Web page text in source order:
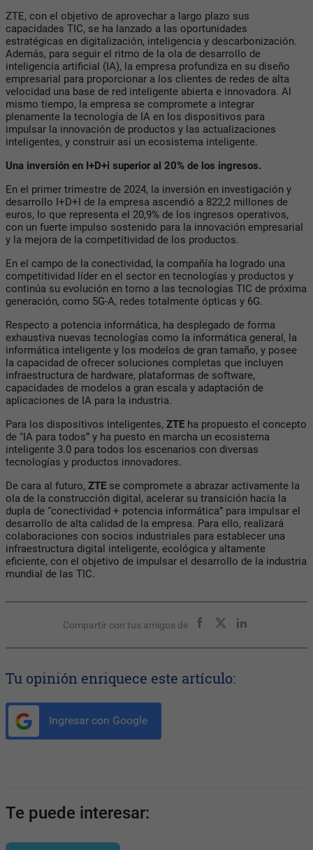
ZTE, con el objetivo de aprovechar a largo plazo sus
capacidades TIC, se ha lanzado a las oportunidades
estratégicas en digitalización, inteligencia y descarbonización.
Además, para seguir el ritmo de la ola de desarrollo de
inteligencia artificial (IA), la empresa profundiza en su diseño
empresarial para proporcionar a los clientes de redes de alta
velocidad una base de red inteligente abierta e innovadora. Al
mismo tiempo, la empresa se compromete a integrar
plenamente la tecnología de IA en los dispositivos para
impulsar la innovación de productos y las actualizaciones
inteligentes, y construir así un ecosistema inteligente.
Una inversión en I+D+i superior al 20% de los ingresos.
En el primer trimestre de 2024, la inversión en investigación y
desarrollo I+D+I de la empresa ascendió a 822,2 millones de
euros, lo que representa el 20,9% de los ingresos operativos,
con un fuerte impulso sostenido para la innovación empresarial
y la mejora de la competitividad de los productos.
En el campo de la conectividad, la compañía ha logrado una
competitividad líder en el sector en tecnologías y productos y
continúa su evolución en torno a las tecnologías TIC de próxima
generación, como 5G-A, redes totalmente ópticas y 6G.
Respecto a potencia informática, ha desplegado de forma
exhaustiva nuevas tecnologías como la informática general, la
informática inteligente y los modelos de gran tamaño, y posee
la capacidad de ofrecer soluciones completas que incluyen
infraestructura de hardware, plataformas de software,
capacidades de modelos a gran escala y adaptación de
aplicaciones de IA para la industria.
Para los dispositivos inteligentes, ZTE ha propuesto el concepto
de “IA para todos” y ha puesto en marcha un ecosistema
inteligente 3.0 para todos los escenarios con diversas
tecnologías y productos innovadores.
De cara al futuro, ZTE se compromete a abrazar activamente la
ola de la construcción digital, acelerar su transición hacia la
dupla de “conectividad + potencia informática” para impulsar el
desarrollo de alta calidad de la empresa. Para ello, realizará
colaboraciones con socios industriales para establecer una
infraestructura digital inteligente, ecológica y altamente
eficiente, con el objetivo de impulsar el desarrollo de la industria
mundial de las TIC.
Compartir con tus amigos de
Tu opinión enriquece este artículo:
Ingresar con Google
Te puede interesar: